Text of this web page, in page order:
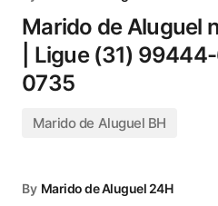
Marido de Aluguel
| Ligue (31)
0735
Marido de Aluguel BH
By Marido de Aluguel 24H